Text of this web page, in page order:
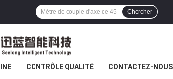
Chercher
CONTRÔLE QUALITÉ CONTACTEZ-NOUS